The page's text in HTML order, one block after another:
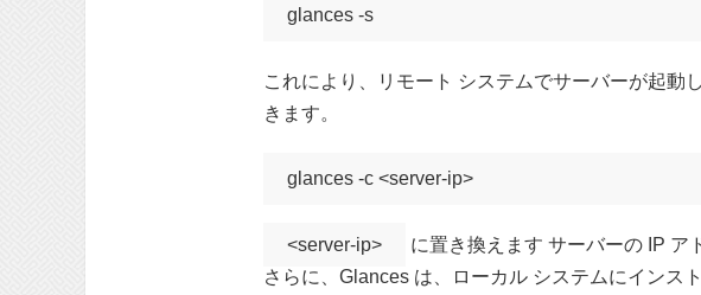
glances -s
これにより、リモート システムでサーバーが起動
きます。
glances -c <server-ip>
<server-ip>
に置き換えます サーバーの IP ア
さらに、Glances は、ローカル システムにインス